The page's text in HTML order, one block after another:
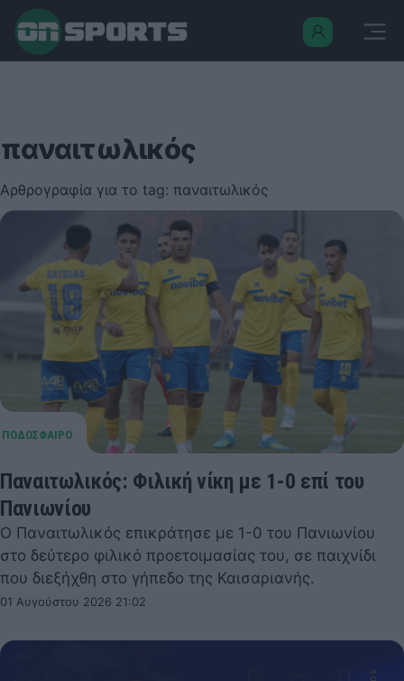
παναιτωλικός
Αρθρογραφία για το tag: παναιτωλικός
Παναιτωλικός: Φιλική νίκη με 1-0 επί του
Πανιωνίου
Ο Παναιτωλικός επικράτησε με 1-0 του Πανιωνίου
στο δεύτερο φιλικό προετοιμασίας του, σε παιχνίδι
που διεξήχθη στο γήπεδο της Καισαριανής.
01 Αυγούστου 2026 21:02